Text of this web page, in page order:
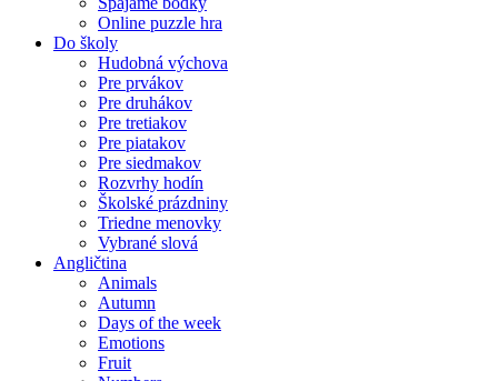
Online puzzle hra
Do školy
Hudobná výchova
Pre prvákov
Pre druhákov
Pre tretiakov
Pre piatakov
Pre siedmakov
Rozvrhy hodín
Školské prázdniny
Triedne menovky
Vybrané slová
Angličtina
Animals
Autumn
Days of the week
Emotions
Fruit